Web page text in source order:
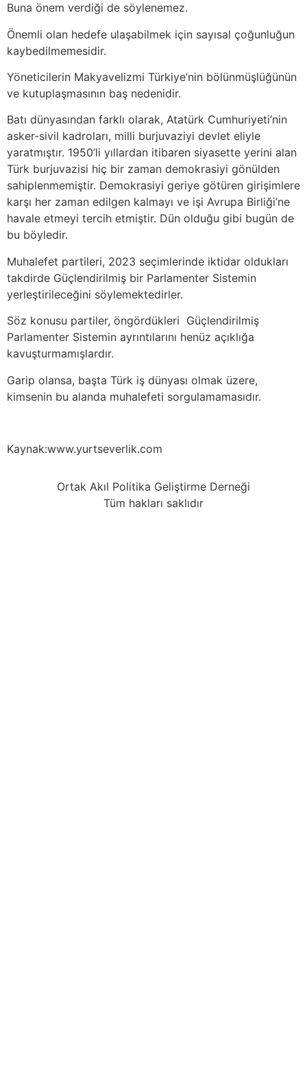
Buna önem verdiği de söylenemez.
Önemli olan hedefe ulaşabilmek için sayısal çoğunluğun
kaybedilmemesidir.
Yöneticilerin Makyavelizmi Türkiye’nin bölünmüşlüğünün
ve kutuplaşmasının baş nedenidir.
Batı dünyasından farklı olarak, Atatürk Cumhuriyeti’nin
asker-sivil kadroları, milli burjuvaziyi devlet eliyle
yaratmıştır. 1950’li yıllardan itibaren siyasette yerini alan
Türk burjuvazisi hiç bir zaman demokrasiyi gönülden
sahiplenmemiştir. Demokrasiyi geriye götüren girişimlere
karşı her zaman edilgen kalmayı ve işi Avrupa Birliği’ne
havale etmeyi tercih etmiştir. Dün olduğu gibi bugün de
bu böyledir.
Muhalefet partileri, 2023 seçimlerinde iktidar oldukları
takdirde Güçlendirilmiş bir Parlamenter Sistemin
yerleştirileceğini söylemektedirler.
Söz konusu partiler, öngördükleri Güçlendirilmiş
Parlamenter Sistemin ayrıntılarını henüz açıklığa
kavuşturmamışlardır.
Garip olansa, başta Türk iş dünyası olmak üzere,
kimsenin bu alanda muhalefeti sorgulamamasıdır.
Kaynak:www.yurtseverlik.com
Ortak Akıl Politika Geliştirme Derneği
Tüm hakları saklıdır